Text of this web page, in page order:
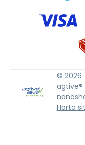
© 2026
agtive®
Harta